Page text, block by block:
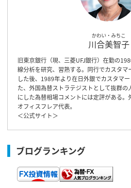
かわい・みちこ
川合美智子
旧東京銀行（現、三菱UFJ銀行）在勤の
線分析を研究、習熟する。同行でカスタマ
した後、1989年より在日外銀でカスタマ
た、外国為替ストラテジストとして抜群の
にした為替相場コメントには定評がある。
オフィスフレア代表。
＜公式サイト＞
ブログランキング